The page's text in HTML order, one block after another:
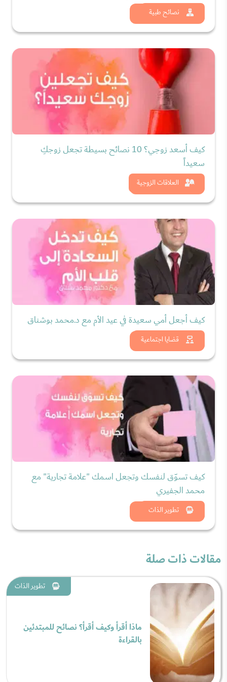
نصائح طبية
شاهد الان
العلاقات الزوجية
كيف أسعد زوجي؟ 10 نصائح بسيطة تجعل زوجكِ
سعيداً
شاهد الان
قضايا اجتماعية
كيف أجعل أمي سعيدة في عيد الأم مع د.محمد بوشناق
شاهد الان
تطوير الذات
كيف تسوّق لنفسك وتجعل اسمك "علامة تجارية" مع
محمد الجفيري
شاهد الان
مقالات ذات صلة
تطوير الذات
ماذا أقرأ وكيف أقرأ؟ نصائح للمبتدئين
بالقراءة